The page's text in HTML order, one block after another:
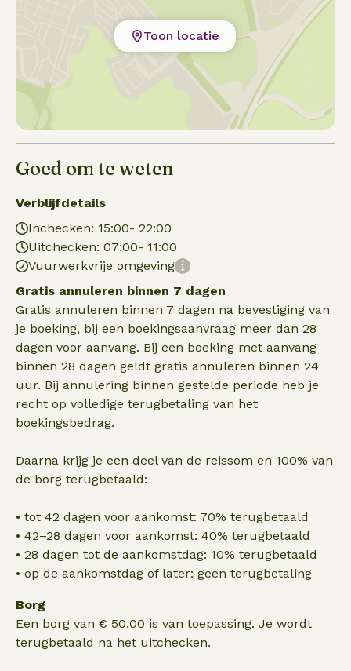
Toon locatie
Goed om te weten
Verblijfdetails
Inchecken: 15:00- 22:00
Uitchecken: 07:00- 11:00
Vuurwerkvrije omgeving
Gratis annuleren binnen 7 dagen
Gratis annuleren binnen 7 dagen na bevestiging van
je boeking, bij een boekingsaanvraag meer dan 28
dagen voor aanvang. Bij een boeking met aanvang
binnen 28 dagen geldt gratis annuleren binnen 24
uur. Bij annulering binnen gestelde periode heb je
recht op volledige terugbetaling van het
boekingsbedrag.
Daarna krijg je een deel van de reissom en 100% van
de borg terugbetaald:
• tot 42 dagen voor aankomst: 70% terugbetaald
• 42–28 dagen voor aankomst: 40% terugbetaald
• 28 dagen tot de aankomstdag: 10% terugbetaald
• op de aankomstdag of later: geen terugbetaling
Borg
Een borg van € 50,00 is van toepassing. Je wordt
terugbetaald na het uitchecken.